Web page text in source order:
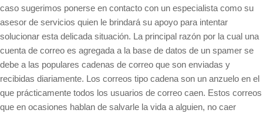
caso sugerimos ponerse en contacto con un especialista como su
asesor de servicios quien le brindará su apoyo para intentar
solucionar esta delicada situación. La principal razón por la cual una
cuenta de correo es agregada a la base de datos de un spamer se
debe a las populares cadenas de correo que son enviadas y
recibidas diariamente. Los correos tipo cadena son un anzuelo en el
que prácticamente todos los usuarios de correo caen. Estos correos
que en ocasiones hablan de salvarle la vida a alguien, no caer